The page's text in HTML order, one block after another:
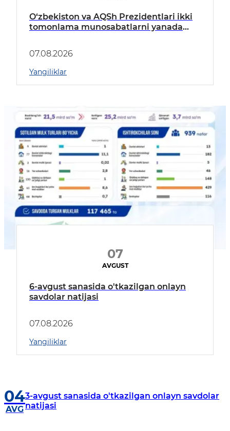
O‘zbekiston va AQSh Prezidentlari ikki
tomonlama munosabatlarni yanada
07.08.2026
Yangiliklar
07
AVGUST
6-avgust sanasida o'tkazilgan onlayn
savdolar natijasi
07.08.2026
Yangiliklar
04
AVG
3-avgust sanasida o'tkazilgan onlayn savdolar
natijasi